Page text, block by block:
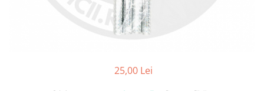
25,00 Lei